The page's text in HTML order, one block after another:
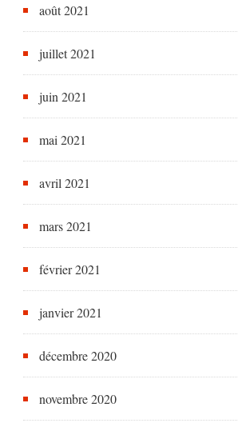
août 2021
juillet 2021
juin 2021
mai 2021
avril 2021
mars 2021
février 2021
janvier 2021
décembre 2020
novembre 2020